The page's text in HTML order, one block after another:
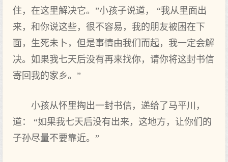
住，在这里解决它。”小孩子说道， “我从里面出
来，和你说这些，很不容易，我的朋友被困在下
面，生死未卜，但是事情由我们而起，我一定会解
决。如果我七天后没有再来找你，请你将这封书信
寄回我的家乡。”
小孩从怀里掏出一封书信，递给了马平川，
道： “如果我七天后没有出来，这地方，让你们的
子孙尽量不要靠近。”